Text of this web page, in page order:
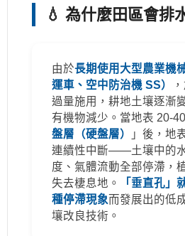
💧 為什麼田區會排
由於長期使用大型農業機
運車、空中防治機 SS）
過量施用，耕地土壤逐漸
有機物減少。當地表 20-
盤層（硬盤層）
」後，地
連續性中斷——土壤中的
度、氣體流動全部停滯，
失去棲息地。
「垂直孔」
種停滯現象而發展出的低
壤改良技術。